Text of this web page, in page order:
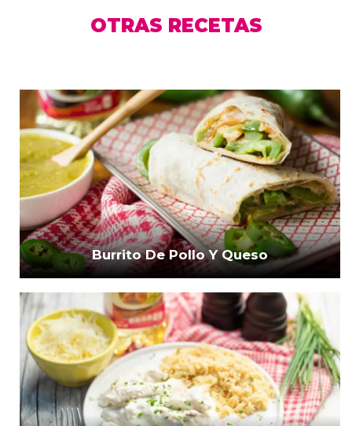
OTRAS RECETAS
Burrito De Pollo Y Queso